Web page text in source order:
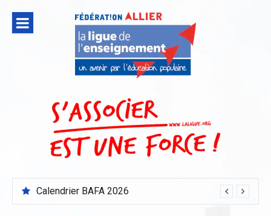
contenu
Calendrier BAFA 2026